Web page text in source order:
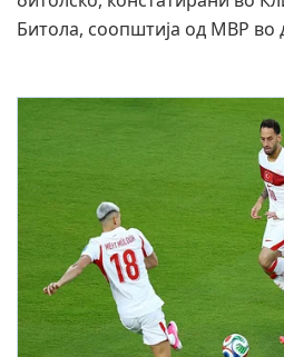
Битола, соопштија од МВР во